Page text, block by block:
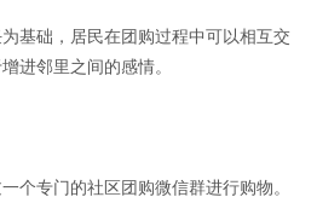
基础，居民在团购过程中可以相互交
进邻里之间的感情。
个专门的社区团购微信群进行购物。